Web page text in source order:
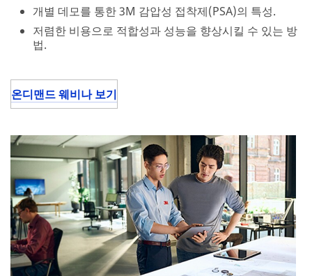
개별 데모를 통한 3M 감압성 접착제(PSA)의 특성.
저렴한 비용으로 적합성과 성능을 향상시킬 수 있는 방
법.
온디맨드 웨비나 보기